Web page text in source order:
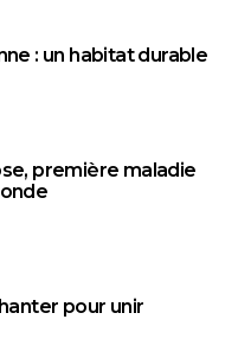
: un habitat durable
première maladie
pour unir